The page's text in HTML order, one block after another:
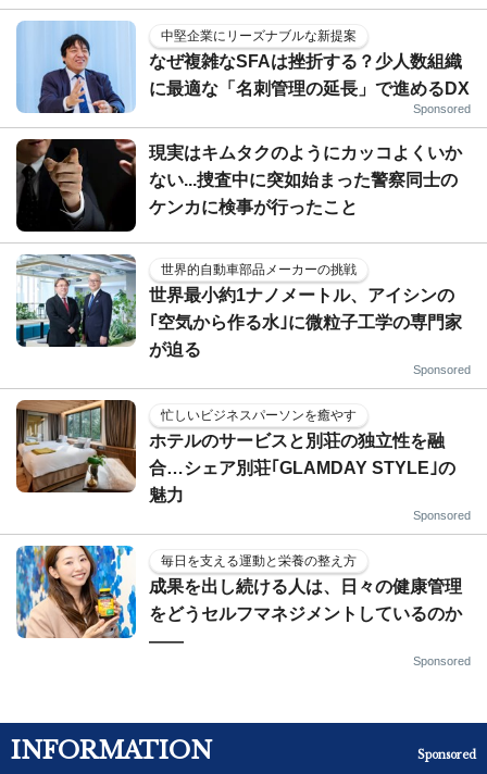
中堅企業にリーズナブルな新提案
なぜ複雑なSFAは挫折する？少人数組織
に最適な「名刺管理の延長」で進めるDX
Sponsored
現実はキムタクのようにカッコよくいか
ない...捜査中に突如始まった警察同士の
ケンカに検事が行ったこと
世界的自動車部品メーカーの挑戦
世界最小約1ナノメートル、アイシンの
｢空気から作る水｣に微粒子工学の専門家
が迫る
Sponsored
忙しいビジネスパーソンを癒やす
ホテルのサービスと別荘の独立性を融
合…シェア別荘｢GLAMDAY STYLE｣の
魅力
Sponsored
毎日を支える運動と栄養の整え方
成果を出し続ける人は、日々の健康管理
をどうセルフマネジメントしているのか
——
Sponsored
INFORMATION Sponsored